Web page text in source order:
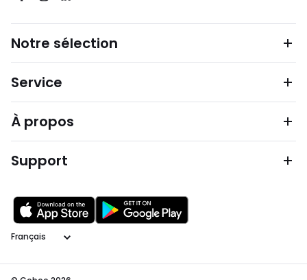
Notre sélection
Service
À propos
Support
Langage